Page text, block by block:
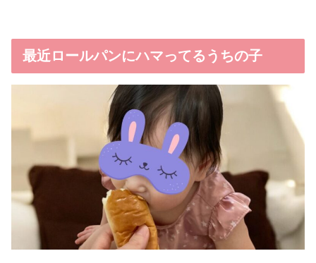
最近ロールパンにハマってるうちの子